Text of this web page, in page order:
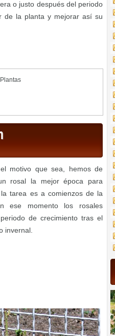
o justo después del periodo
de la planta y mejorar así su
Plantas
motivo que sea, hemos de
rosal la mejor época para
tarea es a comienzos de la
ese momento los rosales
de crecimiento tras el
invernal.